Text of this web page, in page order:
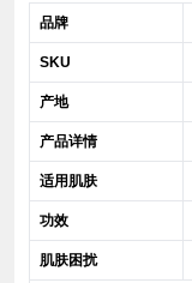
品牌
SKU
产地
产品详情
适用肌肤
功效
肌肤困扰